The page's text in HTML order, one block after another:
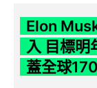
Elon
入 目標
蓋全球